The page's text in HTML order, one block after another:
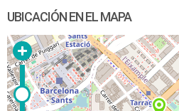
UBICACIÓN EN EL MAPA